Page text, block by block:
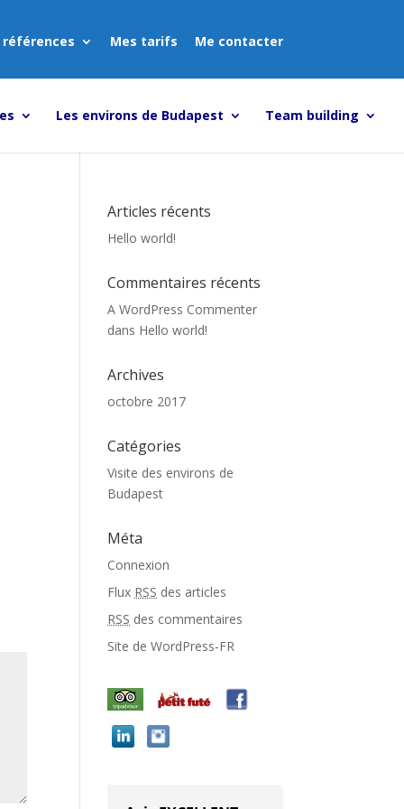
références Mes tarifs Me contacter
Les environs de Budapest Team building
Articles récents
Hello world!
Commentaires récents
A WordPress Commenter
dans Hello world!
Archives
octobre 2017
Catégories
Visite des environs de
Budapest
Méta
Connexion
Flux RSS des articles
RSS des commentaires
Site de WordPress-FR